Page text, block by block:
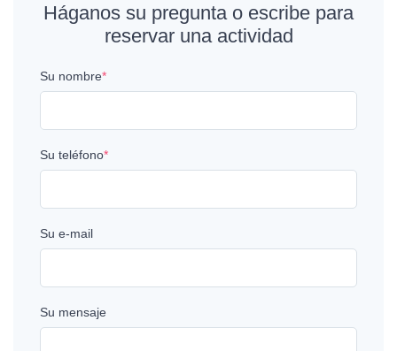
Háganos su pregunta o escribe para
reservar una actividad
Su nombre*
Su teléfono*
Su e-mail
Su mensaje